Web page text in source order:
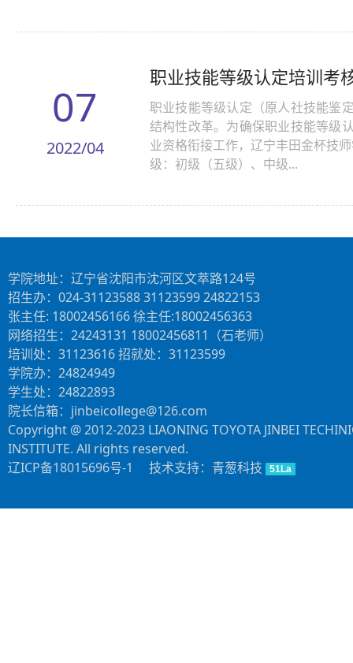
07
2022/04
职业技能等级认定培训考
职业技能等级认定（原人社技能鉴
结构性改革。为确保职业技能等级
业资格衔接工作，辽宁丰田金杯技
级：初级（五级）、中级...
学院地址：辽宁省沈阳市沈河区文萃路124号
招生办：024-31123588 31123599 24822153
张主任: 18002456166 徐主任:18002456363
网络招生：24243131 18002456811（石老师）
培训处：31123616 招就处：31123599
学院办：24824949
学生处：24822893
院长信箱：jinbeicollege@126.com
Copyright @ 2012-2023 LIAONING TOYOTA JINBEI
INSTITUTE. All rights reserved.
辽ICP备18015696号-1
技术支持：青葱科技 51La